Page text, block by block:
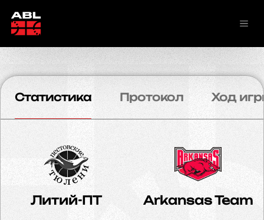
Статистика Протокол Ход
Литий-ПТ Arkansas Team